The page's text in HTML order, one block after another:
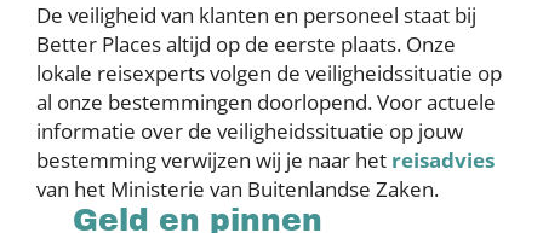
De veiligheid van klanten en personeel staat bij
Better Places altijd op de eerste plaats. Onze
lokale reisexperts volgen de veiligheidssituatie op
al onze bestemmingen doorlopend. Voor actuele
informatie over de veiligheidssituatie op jouw
bestemming verwijzen wij je naar het reisadvies
van het Ministerie van Buitenlandse Zaken.
Geld en pinnen